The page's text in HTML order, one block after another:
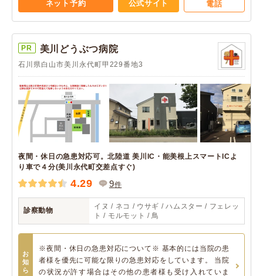
ネット予約 公式サイト 電話
PR 美川どうぶつ病院
石川県白山市美川永代町甲229番地3
夜間・休日の急患対応可。北陸道 美川IC・能美根上スマートICよ
り車で４分(美川永代町交差点すぐ)
4.29 9件
診察動物
イヌ / ネコ / ウサギ / ハムスター / フェレッ
ト / モルモット / 鳥
お
知
ら
※夜間・休日の急患対応について※ 基本的には当院の患
者様を優先に可能な限りの急患対応をしています。 当院
の状況が許す場合はその他の患者様も受け入れていま